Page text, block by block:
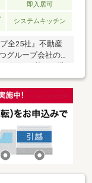
即入居可
システムキッチン
全25社』不動産
グループ会社の
ト致します■東宝
グループ会社。
の問題点や暮ら
ィナンシャル不
ーンをお届けし
開発のライフシ
での家計収支を